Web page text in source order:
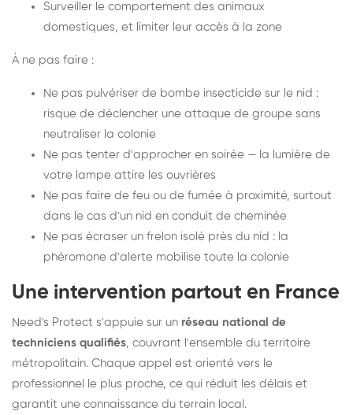
Surveiller le comportement des animaux
domestiques, et limiter leur accès à la zone
À ne pas faire :
Ne pas pulvériser de bombe insecticide sur le nid :
risque de déclencher une attaque de groupe sans
neutraliser la colonie
Ne pas tenter d'approcher en soirée — la lumière de
votre lampe attire les ouvrières
Ne pas faire de feu ou de fumée à proximité, surtout
dans le cas d'un nid en conduit de cheminée
Ne pas écraser un frelon isolé près du nid : la
phéromone d'alerte mobilise toute la colonie
Une intervention partout en France
Need's Protect s'appuie sur un réseau national de
techniciens qualifiés, couvrant l'ensemble du territoire
métropolitain. Chaque appel est orienté vers le
professionnel le plus proche, ce qui réduit les délais et
garantit une connaissance du terrain local.